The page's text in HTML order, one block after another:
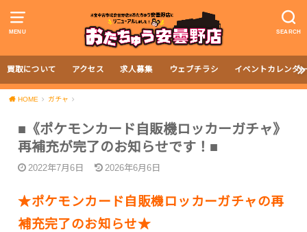
MENU SEARCH
買取について アクセス 求人募集 ウェブチラシ イベントカレンダ
HOME ガチャ
■《ポケモンカード自販機ロッカーガチャ》
再補充が完了のお知らせです！■
2022年7月6日 2026年6月6日
★ポケモンカード自販機ロッカーガチャの再
補充完了のお知らせ★